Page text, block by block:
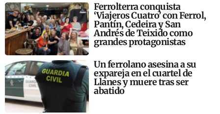
Ferrolterra conquista
‘Viajeros Cuatro’ con Ferrol,
Pantín, Cedeira y San
Andrés de Teixido como
grandes protagonistas
Un ferrolano asesina a su
expareja en el cuartel de
Llanes y muere tras ser
abatido